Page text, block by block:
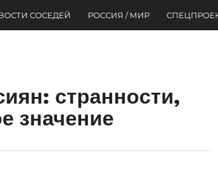
СОСЕДЕЙ РОССИЯ / МИР
странности,
значение